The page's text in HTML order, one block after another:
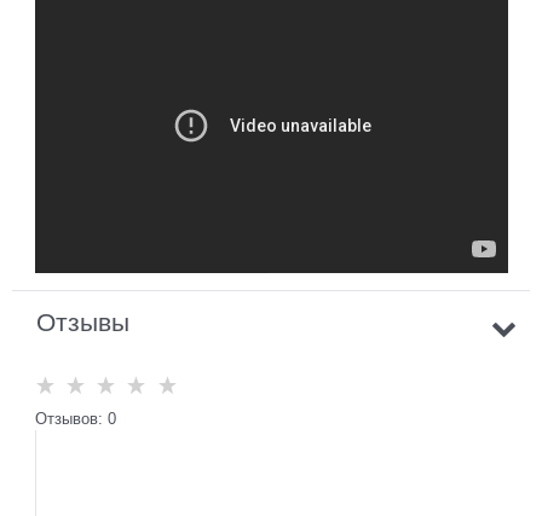
Отзывы
Отзывов: 0